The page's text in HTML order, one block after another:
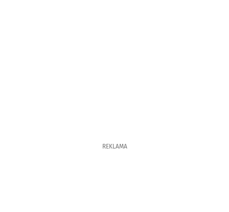
REKLAMA